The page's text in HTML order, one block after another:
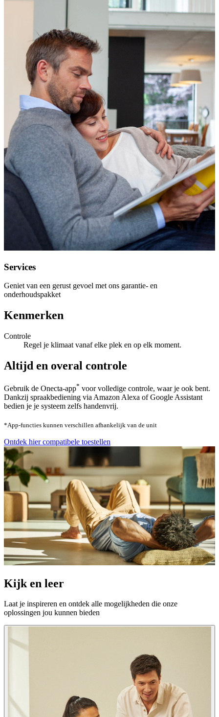
Services
Geniet van een gerust gevoel met ons garantie- en
onderhoudspakket
Kenmerken
Controle
Regel je klimaat vanaf elke plek en op elk moment.
Altijd en overal controle
Gebruik de Onecta-app* voor volledige controle, waar je ook bent.
Dankzij spraakbediening via Amazon Alexa of Google Assistant
bedien je je systeem zelfs handenvrij.
*App-functies kunnen verschillen afhankelijk van de unit
Ontdek hier compatibele toestellen
Kijk en leer
Laat je inspireren en ontdek alle mogelijkheden die onze
oplossingen jou kunnen bieden